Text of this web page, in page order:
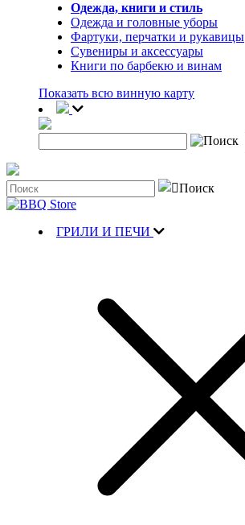
Одежда, книги и стиль
Одежда и головные уборы
Фартуки, перчатки и рукавицы
Сувениры и аксессуары
Книги по барбекю и винам
Показать всю винную карту
ГРИЛИ И ПЕЧИ